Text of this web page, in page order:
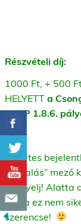
Részvételi díj:
1000 Ft, + 500
HELYETT a
EFOP 1.8.6.
Előzetes
“foglalás” mező
– Figyelj! Alatta
de ha ez nem
szerencse!